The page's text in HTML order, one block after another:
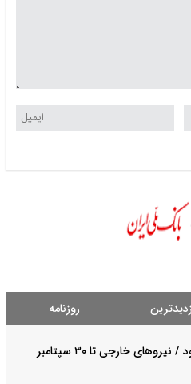
روزنامه
پایگاه آمریکا در اربیل تخلیه می شود / نیروهای خارجی تا ۳۰ سپتامبر